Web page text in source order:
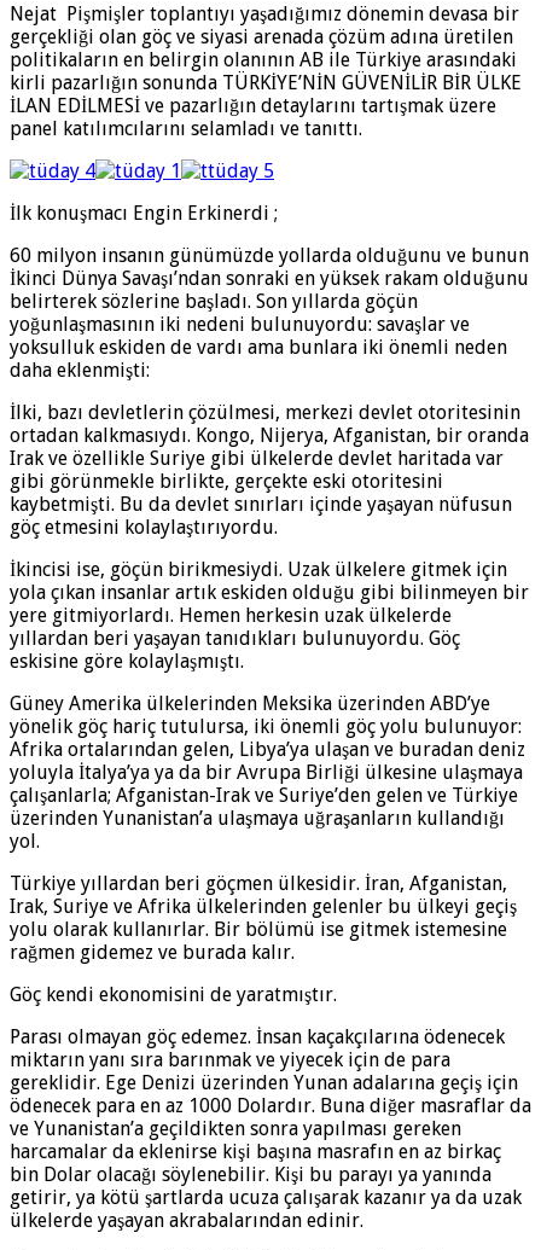
Nejat Pişmişler toplantıyı yaşadığımız dönemin devasa bir
gerçekliği olan göç ve siyasi arenada çözüm adına üretilen
politikaların en belirgin olanının AB ile Türkiye arasındaki
kirli pazarlığın sonunda TÜRKİYE’NİN GÜVENİLİR BİR ÜLKE
İLAN EDİLMESİ ve pazarlığın detaylarını tartışmak üzere
panel katılımcılarını selamladı ve tanıttı.
İlk konuşmacı Engin Erkinerdi ;
60 milyon insanın günümüzde yollarda olduğunu ve bunun
İkinci Dünya Savaşı’ndan sonraki en yüksek rakam olduğunu
belirterek sözlerine başladı. Son yıllarda göçün
yoğunlaşmasının iki nedeni bulunuyordu: savaşlar ve
yoksulluk eskiden de vardı ama bunlara iki önemli neden
daha eklenmişti:
İlki, bazı devletlerin çözülmesi, merkezi devlet otoritesinin
ortadan kalkmasıydı. Kongo, Nijerya, Afganistan, bir oranda
Irak ve özellikle Suriye gibi ülkelerde devlet haritada var
gibi görünmekle birlikte, gerçekte eski otoritesini
kaybetmişti. Bu da devlet sınırları içinde yaşayan nüfusun
göç etmesini kolaylaştırıyordu.
İkincisi ise, göçün birikmesiydi. Uzak ülkelere gitmek için
yola çıkan insanlar artık eskiden olduğu gibi bilinmeyen bir
yere gitmiyorlardı. Hemen herkesin uzak ülkelerde
yıllardan beri yaşayan tanıdıkları bulunuyordu. Göç
eskisine göre kolaylaşmıştı.
Güney Amerika ülkelerinden Meksika üzerinden ABD’ye
yönelik göç hariç tutulursa, iki önemli göç yolu bulunuyor:
Afrika ortalarından gelen, Libya’ya ulaşan ve buradan deniz
yoluyla İtalya’ya ya da bir Avrupa Birliği ülkesine ulaşmaya
çalışanlarla; Afganistan-Irak ve Suriye’den gelen ve Türkiye
üzerinden Yunanistan’a ulaşmaya uğraşanların kullandığı
yol.
Türkiye yıllardan beri göçmen ülkesidir. İran, Afganistan,
Irak, Suriye ve Afrika ülkelerinden gelenler bu ülkeyi geçiş
yolu olarak kullanırlar. Bir bölümü ise gitmek istemesine
rağmen gidemez ve burada kalır.
Göç kendi ekonomisini de yaratmıştır.
Parası olmayan göç edemez. İnsan kaçakçılarına ödenecek
miktarın yanı sıra barınmak ve yiyecek için de para
gereklidir. Ege Denizi üzerinden Yunan adalarına geçiş için
ödenecek para en az 1000 Dolardır. Buna diğer masraflar da
ve Yunanistan’a geçildikten sonra yapılması gereken
harcamalar da eklenirse kişi başına masrafın en az birkaç
bin Dolar olacağı söylenebilir. Kişi bu parayı ya yanında
getirir, ya kötü şartlarda ucuza çalışarak kazanır ya da uzak
ülkelerde yaşayan akrabalarından edinir.